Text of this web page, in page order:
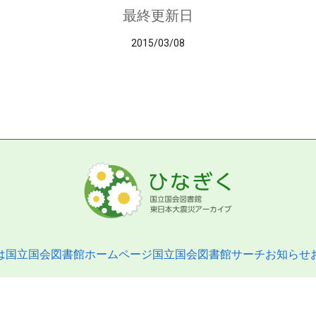
最終更新日
2015/03/08
国立国会図書館ホームページ国立国会図書館サーチお知らせ